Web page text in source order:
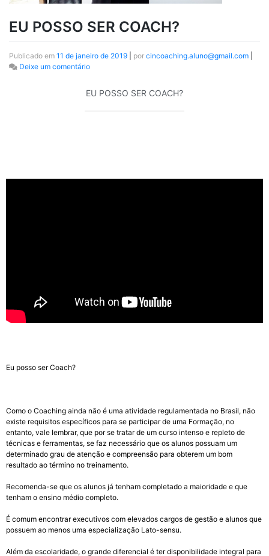
EU POSSO SER COACH?
Publicado em 11 de janeiro de 2019 por cincoaching.aluno@gmail.com
Deixe um comentário
EU POSSO SER COACH?
Eu posso ser Coach?
Como o Coaching ainda não é uma atividade regulamentada no Brasil, não
existe requisitos específicos para se participar de uma Formação, no
entanto, vale lembrar, que por se tratar de um curso intenso e repleto de
técnicas e ferramentas, se faz necessário que os alunos possuam um
determinado grau de atenção e compreensão para obterem um bom
resultado ao término no treinamento.
Recomenda-se que os alunos já tenham completado a maioridade e que
tenham o ensino médio completo.
É comum encontrar executivos com elevados cargos de gestão e alunos que
possuem ao menos uma especialização Lato-sensu.
Além da escolaridade, o grande diferencial é ter disponibilidade integral para